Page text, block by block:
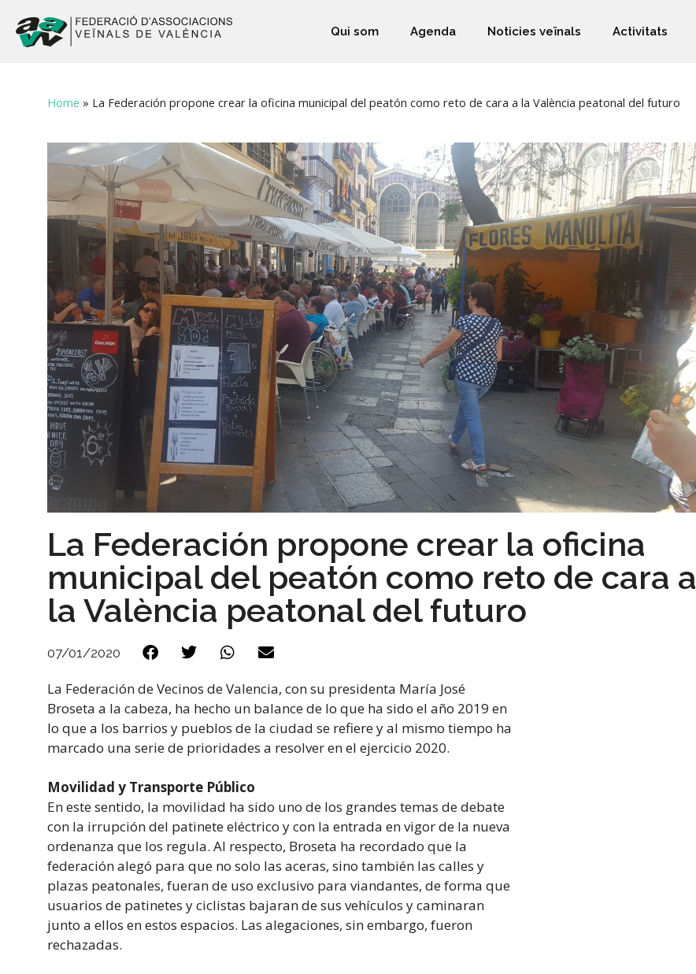
Qui som Agenda Noticies veïnals Activitats
Home » La Federación propone crear la oficina municipal del peatón como reto de cara a la València peatonal del futuro
La Federación propone crear la oficina
municipal del peatón como reto de cara a
la València peatonal del futuro
07/01/2020
La Federación de Vecinos de Valencia, con su presidenta María José
Broseta a la cabeza, ha hecho un balance de lo que ha sido el año 2019 en
lo que a los barrios y pueblos de la ciudad se refiere y al mismo tiempo ha
marcado una serie de prioridades a resolver en el ejercicio 2020.
Movilidad y Transporte Público
En este sentido, la movilidad ha sido uno de los grandes temas de debate
con la irrupción del patinete eléctrico y con la entrada en vigor de la nueva
ordenanza que los regula. Al respecto, Broseta ha recordado que la
federación alegó para que no solo las aceras, sino también las calles y
plazas peatonales, fueran de uso exclusivo para viandantes, de forma que
usuarios de patinetes y ciclistas bajaran de sus vehículos y caminaran
junto a ellos en estos espacios. Las alegaciones, sin embargo, fueron
rechazadas.